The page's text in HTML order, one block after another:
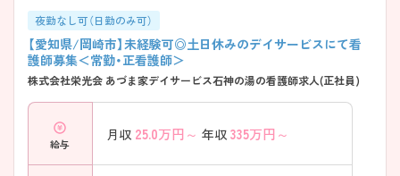
夜勤なし可（日勤のみ可）
【愛知県/岡崎市】未経験可◎土日休みのデイサービスにて看
護師募集＜常勤・正看護師＞
株式会社栄光会 あづま家デイサービス石神の湯の看護師求人(正社員)
給与
月収 25.0万円～ 年収 335万円～